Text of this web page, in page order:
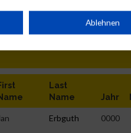
Jan Erbguth 0000
Last
Name
Jahr
Erbguth 0000
Informationen auf einem
zur Auswahl von Werbeanzeigen
Werbung
personalisierter Werbung
Ablehnen